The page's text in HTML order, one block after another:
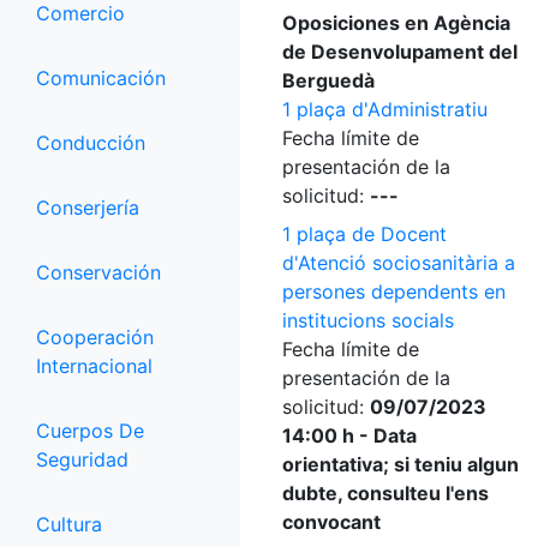
Comercio
Comunicación
Conducción
Conserjería
Conservación
Cooperación
Internacional
Cuerpos De
Seguridad
Cultura
Oposiciones en Agència
de Desenvolupament del
Berguedà
1 plaça d'Administratiu
Fecha límite de
presentación de la
solicitud: ---
1 plaça de Docent
d'Atenció sociosanitària a
persones dependents en
institucions socials
Fecha límite de
presentación de la
solicitud: 09/07/2023
14:00 h - Data
orientativa; si teniu algun
dubte, consulteu l'ens
convocant